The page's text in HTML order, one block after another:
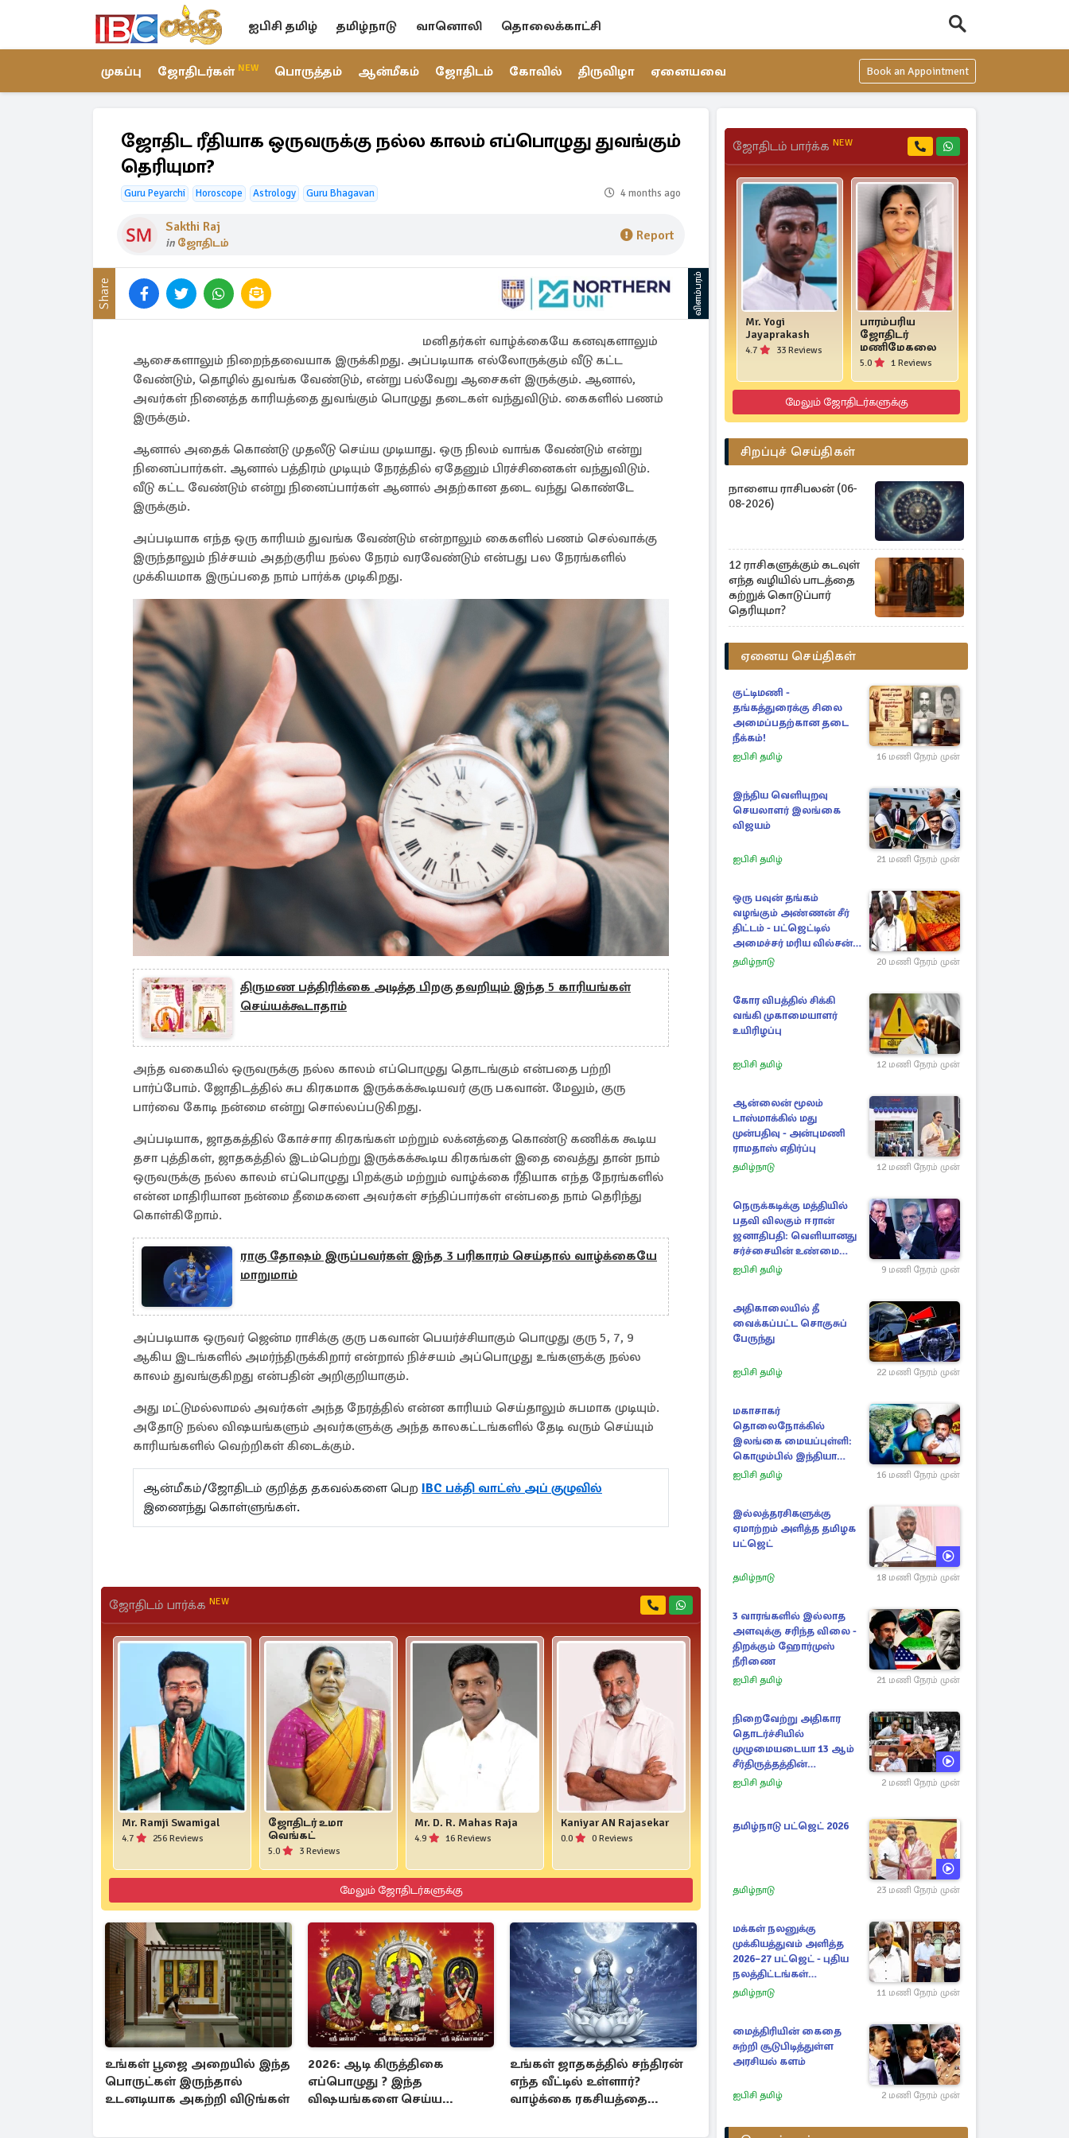
ஐபிசி தமிழ் தமிழ்நாடு வானொலி தொலைக்காட்சி
முகப்பு ஜோதிடர்கள் NEW பொருத்தம் ஆன்மீகம் ஜோதிடம் கோவில் திருவிழா ஏனையவை Book an Appointment
ஜோதிட ரீதியாக ஒருவருக்கு நல்ல காலம் எப்பொழுது துவங்கும்
தெரியுமா?
Guru Peyarchi Horoscope Astrology Guru Bhagavan 4 months ago
Sakthi Raj
in ஜோதிடம் Report
Share விளம்பரம்
மனிதர்கள் வாழ்க்கையே கனவுகளாலும்
ஆசைகளாலும் நிறைந்தவையாக இருக்கிறது. அப்படியாக எல்லோருக்கும் வீடு கட்ட
வேண்டும், தொழில் துவங்க வேண்டும், என்று பல்வேறு ஆசைகள் இருக்கும். ஆனால்,
அவர்கள் நினைத்த காரியத்தை துவங்கும் பொழுது தடைகள் வந்துவிடும். கைகளில் பணம்
இருக்கும்.
ஆனால் அதைக் கொண்டு முதலீடு செய்ய முடியாது. ஒரு நிலம் வாங்க வேண்டும் என்று
நினைப்பார்கள். ஆனால் பத்திரம் முடியும் நேரத்தில் ஏதேனும் பிரச்சினைகள் வந்துவிடும்.
வீடு கட்ட வேண்டும் என்று நினைப்பார்கள் ஆனால் அதற்கான தடை வந்து கொண்டே
இருக்கும்.
அப்படியாக எந்த ஒரு காரியம் துவங்க வேண்டும் என்றாலும் கைகளில் பணம் செல்வாக்கு
இருந்தாலும் நிச்சயம் அதற்குரிய நல்ல நேரம் வரவேண்டும் என்பது பல நேரங்களில்
முக்கியமாக இருப்பதை நாம் பார்க்க முடிகிறது.
திருமண பத்திரிக்கை அடித்த பிறகு தவறியும் இந்த 5 காரியங்கள்
செய்யக்கூடாதாம்
அந்த வகையில் ஒருவருக்கு நல்ல காலம் எப்பொழுது தொடங்கும் என்பதை பற்றி
பார்ப்போம். ஜோதிடத்தில் சுப கிரகமாக இருக்கக்கூடியவர் குரு பகவான். மேலும், குரு
பார்வை கோடி நன்மை என்று சொல்லப்படுகிறது.
அப்படியாக, ஜாதகத்தில் கோச்சார கிரகங்கள் மற்றும் லக்னத்தை கொண்டு கணிக்க கூடிய
தசா புத்திகள், ஜாதகத்தில் இடம்பெற்று இருக்கக்கூடிய கிரகங்கள் இதை வைத்து தான் நாம்
ஒருவருக்கு நல்ல காலம் எப்பொழுது பிறக்கும் மற்றும் வாழ்க்கை ரீதியாக எந்த நேரங்களில்
என்ன மாதிரியான நன்மை தீமைகளை அவர்கள் சந்திப்பார்கள் என்பதை நாம் தெரிந்து
கொள்கிறோம்.
ராகு தோஷம் இருப்பவர்கள் இந்த 3 பரிகாரம் செய்தால் வாழ்க்கையே
மாறுமாம்
அப்படியாக ஒருவர் ஜென்ம ராசிக்கு குரு பகவான் பெயர்ச்சியாகும் பொழுது குரு 5, 7, 9
ஆகிய இடங்களில் அமர்ந்திருக்கிறார் என்றால் நிச்சயம் அப்பொழுது உங்களுக்கு நல்ல
காலம் துவங்குகிறது என்பதின் அறிகுறியாகும்.
அது மட்டுமல்லாமல் அவர்கள் அந்த நேரத்தில் என்ன காரியம் செய்தாலும் சுபமாக முடியும்.
அதோடு நல்ல விஷயங்களும் அவர்களுக்கு அந்த காலகட்டங்களில் தேடி வரும் செய்யும்
காரியங்களில் வெற்றிகள் கிடைக்கும்.
ஆன்மீகம்/ஜோதிடம் குறித்த தகவல்களை பெற IBC பக்தி வாட்ஸ் அப் குழுவில்
இணைந்து கொள்ளுங்கள்.
ஜோதிடம் பார்க்க NEW
Mr. Ramji Swamigal
4.7 256 Reviews
ஜோதிடர் உமா
வெங்கட்
5.0 3 Reviews
Mr. D. R. Mahas Raja
4.9 16 Reviews
Kaniyar AN Rajasekar
0.0 0 Reviews
மேலும் ஜோதிடர்களுக்கு
உங்கள் பூஜை அறையில் இந்த
பொருட்கள் இருந்தால்
உடனடியாக அகற்றி விடுங்கள்
2026: ஆடி கிருத்திகை
எப்பொழுது ? இந்த
விஷயங்களை செய்ய
உங்கள் ஜாதகத்தில் சந்திரன்
எந்த வீட்டில் உள்ளார்?
வாழ்க்கை ரகசியத்தை
ஜோதிடம் பார்க்க NEW
Mr. Yogi
Jayaprakash
4.7 33 Reviews
பாரம்பரிய
ஜோதிடர்
மணிமேகலை
5.0 1 Reviews
மேலும் ஜோதிடர்களுக்கு
சிறப்புச் செய்திகள்
நாளைய ராசிபலன் (06-
08-2026)
12 ராசிகளுக்கும் கடவுள்
எந்த வழியில் பாடத்தை
கற்றுக் கொடுப்பார்
தெரியுமா?
ஏனைய செய்திகள்
குட்டிமணி -
தங்கத்துரைக்கு சிலை
அமைப்பதற்கான தடை
நீக்கம்!
ஐபிசி தமிழ் 16 மணி நேரம் முன்
இந்திய வெளியுறவு
செயலாளர் இலங்கை
விஜயம்
ஐபிசி தமிழ் 21 மணி நேரம் முன்
ஒரு பவுன் தங்கம்
வழங்கும் அண்ணன் சீர்
திட்டம் - பட்ஜெட்டில்
அமைச்சர் மரிய வில்சன்
அறிவிப்பு!
தமிழ்நாடு 20 மணி நேரம் முன்
கோர விபத்தில் சிக்கி
வங்கி முகாமையாளர்
உயிரிழப்பு
ஐபிசி தமிழ் 12 மணி நேரம் முன்
ஆன்லைன் மூலம்
டாஸ்மாக்கில் மது
முன்பதிவு - அன்புமணி
ராமதாஸ் எதிர்ப்பு
தமிழ்நாடு 12 மணி நேரம் முன்
நெருக்கடிக்கு மத்தியில்
பதவி விலகும் ஈரான்
ஜனாதிபதி: வெளியானது
சர்ச்சையின் உண்மை
நிலை
ஐபிசி தமிழ் 9 மணி நேரம் முன்
அதிகாலையில் தீ
வைக்கப்பட்ட சொகுசுப்
பேருந்து
ஐபிசி தமிழ் 22 மணி நேரம் முன்
மகாசாகர்
தொலைநோக்கில்
இலங்கை மையப்புள்ளி:
கொழும்பில் இந்தியா
அழுத்தம்
ஐபிசி தமிழ் 16 மணி நேரம் முன்
இல்லத்தரசிகளுக்கு
ஏமாற்றம் அளித்த தமிழக
பட்ஜெட்
தமிழ்நாடு 18 மணி நேரம் முன்
3 வாரங்களில் இல்லாத
அளவுக்கு சரிந்த விலை -
திறக்கும் ஹோர்முஸ்
நீரிணை
ஐபிசி தமிழ் 21 மணி நேரம் முன்
நிறைவேற்று அதிகார
தொடர்ச்சியில்
முழுமையடையா 13 ஆம்
சீர்திருத்தத்தின்
மாயத்தோற்றம்
ஐபிசி தமிழ் 2 மணி நேரம் முன்
தமிழ்நாடு பட்ஜெட் 2026
தமிழ்நாடு 23 மணி நேரம் முன்
மக்கள் நலனுக்கு
முக்கியத்துவம் அளித்த
2026–27 பட்ஜெட் - புதிய
நலத்திட்டங்கள்
என்னென்ன?
தமிழ்நாடு 11 மணி நேரம் முன்
மைத்திரியின் கைதை
சுற்றி சூடுபிடித்துள்ள
அரசியல் களம்
ஐபிசி தமிழ் 2 மணி நேரம் முன்